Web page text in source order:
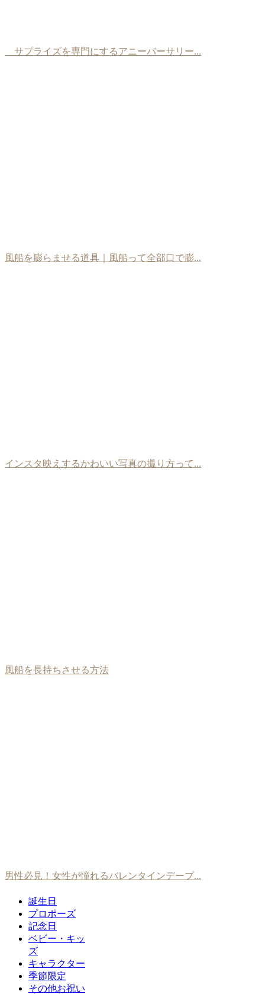
サプライズを専門にするアニーバーサリー...
風船を膨らませる道具｜風船って全部口で膨...
インスタ映えするかわいい写真の撮り方って...
風船を長持ちさせる方法
男性必見！女性が憧れるバレンタインデープ...
誕生日
プロポーズ
記念日
ベビー・キッ
ズ
キャラクター
季節限定
その他お祝い